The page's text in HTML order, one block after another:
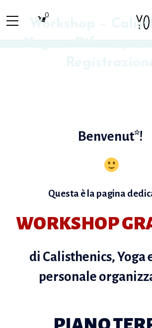
0
Workshop –
Yoga e Difesa
Benvenut*!
Questa è la pagina
WORKSHOP
di Calisthenics, Yoga
personale